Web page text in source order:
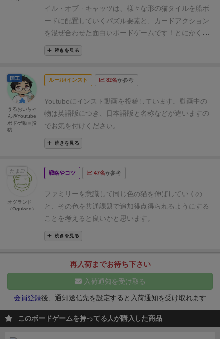
ーは 「僕のブログ」 から読めます。およそ５，６本の
レビューを先行公開しております。
是非どうぞ。
う面ではライト層からゲーマーまで広い層にアクセス
ドのドラフトというだけで、ある程度人を選んでしま
う感じはしますね。また、パズル＋ドラフトというこ
とでプレイ人数の問題もあります。人数が少ないとド
ラフトの楽しみが薄くなり、逆に多いとパズルの待ち
時間が気になります。BGGでは3人がベストと言われ
ています。【オプションルール】
ションで「ファミリーモード」と「ソロモード」があ
トやコスト管理を全てなくし、出ているタイルを順番
べる難易度ですが、ゲームとしてはさすがに淡白すぎ
ます。これをメインでやるなら「クマ牧場」で良いと
思います。ゲームとしてはいまいちなモードですが、
子供とアイル・オブ・キャッツを遊びたい、将来ドラ
モードがある事自体はとてもありがたいです。
モード」は、姉(bot)と対戦することになります。姉と
得点を競うというよりも、姉の陰湿な妨害を乗り越え
よう！という感じ。難易度調整が柔軟にできてやり応
えがあり、とても楽しいです。パズルというジャンル
自体がソロと相性が良く、姉botの操作もカードで簡単
えるタイプのゲーム。自分は別にこのタイプは嫌いで
はないが、かなり厳し目のマネジメントを要求される
ので、好みはわかれるだろうなぁと思った。とはい
え、猫いるから、猫好きなら関係ないとかあるかもし
分、アナログで遊ぶよりも時間がかかる。ちなみに３
たいな金額で遊べるので文句はないが、遊びやすさも
た。
緑カードには「バスケット」と「ブーツ」が書かれて
いて、ブーツの数が多いプレイヤーから順に猫タイル
猫タイルは既に置かれているタイルに隣接している場
猫タイルを1枚もらうには「バスケット」が1つ必
要。
また、島ボードの左側の猫タイルは3魚、右側は5
魚、支払う必要がある。
各プレイヤーバスケットと魚が足りていれば1枚ずつ
その後、黄色カード(置きやすい形の宝箱タイルを獲
得＆配置できる効果)を持っているプレイヤーは手番
準にプレイして効果発揮。完了したら次のラウンド
5ラウンド終了にゲーム終了。
同じ色の猫タイルが3枚以上隣接していると、隣接枚
数に応じた得点を獲得。
黄色カードで獲得＆配置したレア宝箱は1枚3点。
青カード(目標カード)は、達成していればその分の得
点。
イル・オブ・キャッツは、様々な形の猫タイルを船ボ
ードに配置していくパズル要素と、カードアクション
を混ぜ合わせた面白いボードゲームです！とにかく猫
駒や猫タイルが可愛いので、猫好きにはたまりませ
ん。ゲーム自体も基本はシンプルなので割と簡単に遊
子が見ていて楽しいです。猫駒を使うシーンがあまり
きないこともある点が気になるところです・・・ 好き
度（Like）▶3pt.≪★★★≫おすすめ度
（Recommended）
▶3pt.≪★★★≫
（With kids）
ください！
続きを見る
ルール/インスト 82名が参考
Youtubeにインスト動画を投稿しています。 動画中の
物は英語版につき、日本語版と名称などが違いますの
でお気を付けください。
続きを見る
国王
うるおいちゃ
ん@Youtube
ボドゲ動画投
稿
戦略やコツ 47名が参考
ファミリーを意識して同じ色の猫を伸ばしていくの
と、その色を共通課題で追加得点得られるようにする
ことを考えると良いかと思います。
続きを見る
たまご
オグランド
（Oguland）
再入荷までお待ち下さい
入荷通知を受け取る
会員登録後、通知送信先を設定すると入荷通知を受け取れます
このボードゲームを持ってる人が購入した商品